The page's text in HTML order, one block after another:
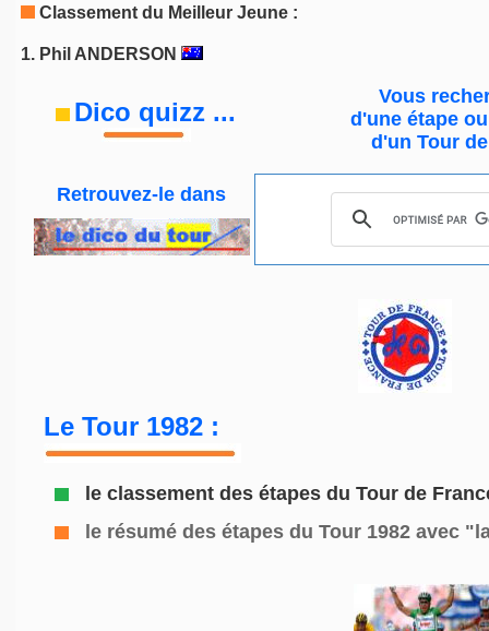
Classement du Meilleur Jeune :
1. Phil ANDERSON
Dico quizz ...
Vous
d'une étape
d'un Tour
Retrouvez-le dans
Le Tour 1982 :
le classement des étapes du Tour de
le résumé des étapes du Tour 1982avec